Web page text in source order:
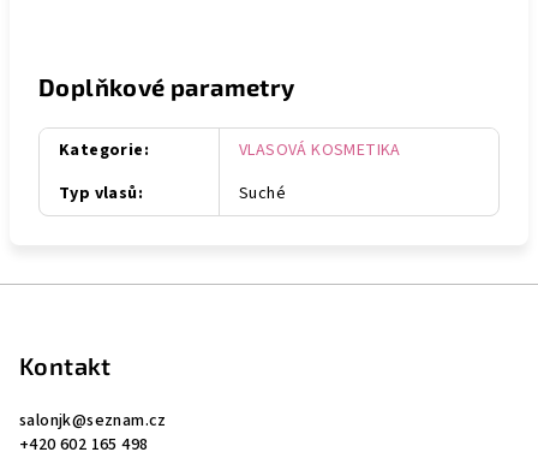
Doplňkové parametry
Kategorie:
VLASOVÁ KOSMETIKA
Typ vlasů: Suché
Kontakt
salonjk@seznam.cz
+420 602 165 498